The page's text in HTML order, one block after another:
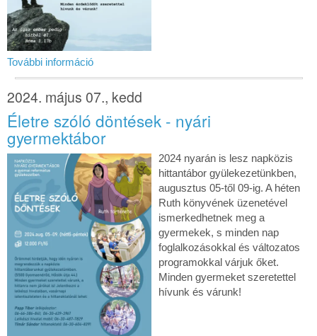
További információ
2024. május 07., kedd
Életre szóló döntések - nyári
gyermektábor
2024 nyarán is lesz napközis
hittantábor gyülekezetünkben,
augusztus 05-től 09-ig. A héten
Ruth könyvének üzenetével
ismerkedhetnek meg a
gyermekek, s minden nap
foglalkozásokkal és változatos
programokkal várjuk őket.
Minden gyermeket szeretettel
hívunk és várunk!